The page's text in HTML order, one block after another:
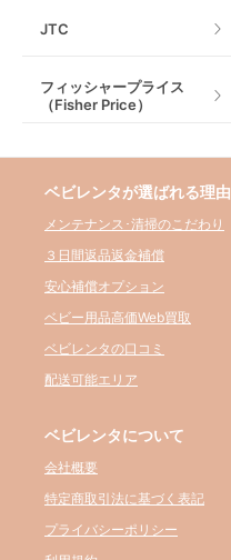
JTC
フィッシャープライス
（Fisher Price）
ベビレンタが選ばれる理由
メンテナンス･清掃のこだわり
３日間返品返金補償
安心補償オプション
ベビー用品高価Web買取
ベビレンタの口コミ
配送可能エリア
ベビレンタについて
会社概要
特定商取引法に基づく表記
プライバシーポリシー